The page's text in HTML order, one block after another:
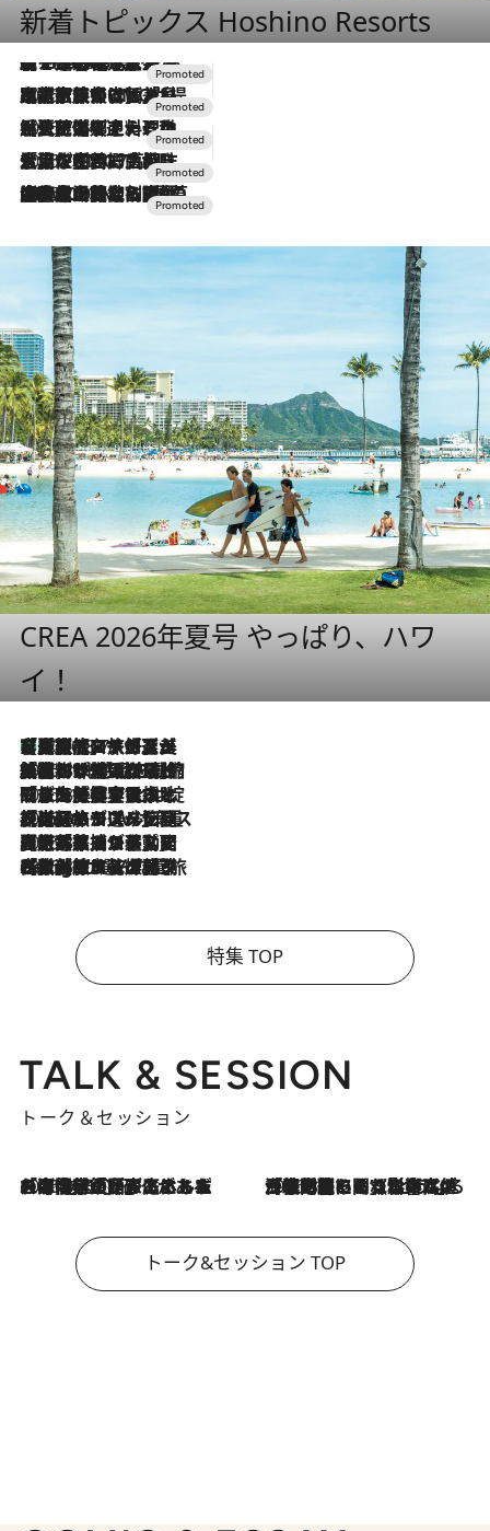
新着トピックス Hoshino Resorts
2026.8.7
【トンボの足水浴】ヒノキの香りに包まれて涼感マックス！約13℃の湧水かけ流しを避暑地「星野温泉 トンボの湯」で体験
2026.7.31
【ホテル帰省】という選択肢をOMOが提案。家族とほどよい距離を保つには「昼は実家、夜は気兼ねなくホテルで！」
2026.7.24
【夏限定ディナーコース】旬を迎える稚鮎や花ズッキーニなどをイタリア・トスカーナの郷土料理の手法で満喫！
2026.7.17
「土佐和ハーブかき氷」がOMO7高知に登場！生姜、山椒、大葉など目にも舌にも涼を呼ぶ郷土の味
2026.7.10
NEW OPEN！【界 草津】名湯の地に誕生。趣の異なる2種の温泉と上州ならではの会席・蕎麦割烹など美食を味わう究極の癒やし旅
CREA 2026年夏号 やっぱり、ハワ
イ！
2026.8.7
【厳選旅コスメ】「多機能アイテムがメイン！」旅好き美容エディターが選んだ夏旅ベストコスメを発表【Mサイズジップ】
2026.8.6
「荷物が増えるほど旅ストレスは増す」美容ジャーナリストがたどり着いた最終結論。“化粧品を劇的に減らす”感動の凝縮美容とは
2026.8.6
「旅先には金髪ウィッグを持参」日本と同じメイクでは損してる!? 美容ジャーナリストが提案する“掟破りの旅美容”とは
2026.8.6
【厳選旅コスメ】「身軽さ＆UV対策重視！」ヘアアーティストshucoが選んだ夏旅ベストコスメを発表【Mサイズジップ】
2026.8.5
【厳選旅コスメ】国内をあちこち移動する河井菜摘が選んだ夏旅ベストコスメ発表！「リラックスアイテムはマスト」【Mサイズジップ】
2026.8.4
【厳選旅コスメ】「紫外線＆乾燥対策しながらメイク感も！」ヘア＆メイクGeorgeが選んだ夏旅ベストコスメを発表！【Mサイズジップ】
特集 TOP
TALK & SESSION
トーク＆セッション
2026.8.3
「今後値上げがあるとすれば…」「リスクがあるのは今年の冬」エネルギー専門家が語る、ホルムズ海峡封鎖が家庭にもたらす“ある心配” 2026.8.3
「住宅建てられない…」「サーチャージ料の高値が続いている」ホルムズ海峡封鎖による影響はいつまで続く？《エネルギー専門家に聞く“どうなる日本の暮らし”》
トーク&セッション TOP